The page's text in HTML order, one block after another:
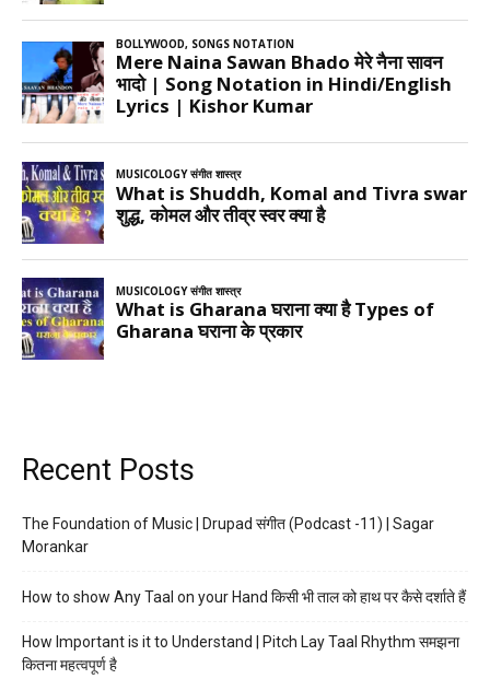
Recent Posts
The Foundation of Music | Drupad संगीत (Podcast -11) | Sagar
Morankar
How to show Any Taal on your Hand किसी भी ताल को हाथ पर कैसे दर्शाते हैं
How Important is it to Understand | Pitch Lay Taal Rhythm समझना
कितना महत्वपूर्ण है